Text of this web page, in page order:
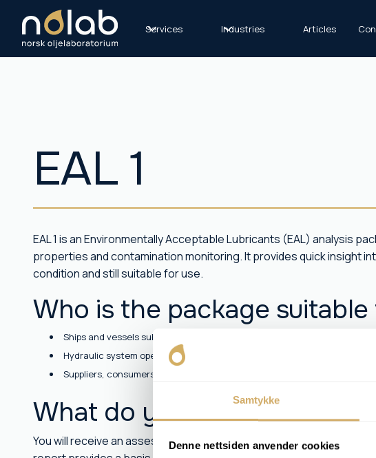
Samtykke
Denne nettsiden anvender cookies
Services Industries Articles
EAL 1
EAL 1 is an Environmentally Acceptable Lubricants (EAL) analysis
properties and contamination monitoring. It provides quick insight
condition and still suitable for use.
Who is the package suitable
Ships and vessels subject to various environmental requirements
Hydraulic system operators with EAL
Suppliers, consumers and producers of bio-based oils
What do you get as a
You will receive an assessment of the oil's condition and compliance